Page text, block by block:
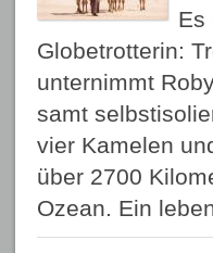
Es
Globetrotterin:
unternimmt
samt
vier Kamelen
über 2700
Ozean. Ein